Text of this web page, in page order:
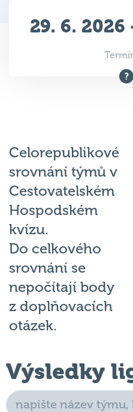
29. 6. 2026
Celorepublikové
srovnání týmů v
Cestovatelském
Hospodském
kvízu.
Do celkového
srovnání se
nepočítají body
z doplňovacích
otázek.
Výsledky